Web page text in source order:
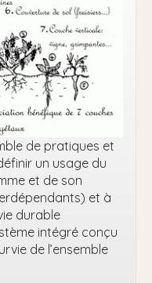
de pratiques et
un usage du
et de son
et à
durable
intégré conçu
de l’ensemble